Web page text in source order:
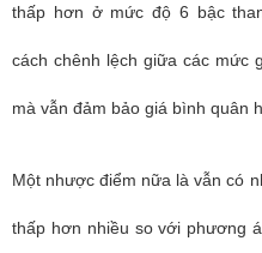
thấp hơn ở mức độ 6 bậc
cách chênh lệch giữa các mức
mà vẫn đảm bảo giá bình quân
Một nhược điểm nữa là vẫn có
thấp hơn nhiều so với phương